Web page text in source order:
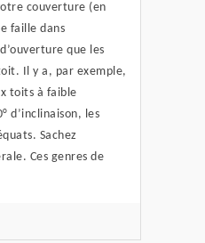
couverture (en
faille dans
que les
Il y a, par exemple,
toits à faible
d’inclinaison, les
Sachez
Ces genres de